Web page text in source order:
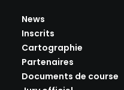
News
Inscrits
Cartographie
Partenaires
Documents de course